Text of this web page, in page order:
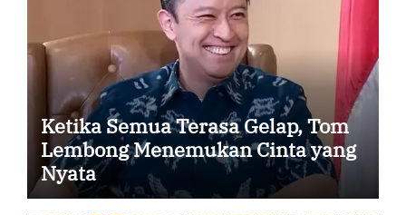
Ketika Semua Terasa Gelap, Tom
Lembong Menemukan Cinta yang
Nyata